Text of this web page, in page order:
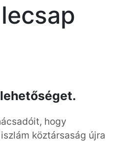
hogy
köztársaság újra